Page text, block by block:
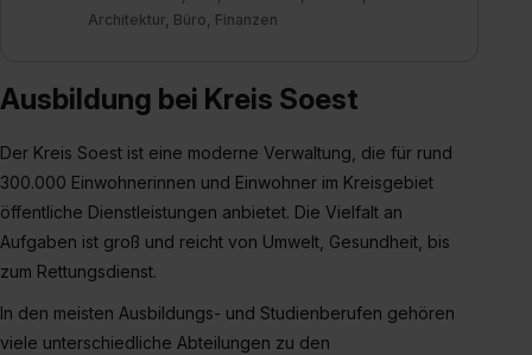
Architektur, Büro, Finanzen
Ausbildung bei Kreis Soest
Der Kreis Soest ist eine moderne Verwaltung, die für rund
300.000 Einwohnerinnen und Einwohner im Kreisgebiet
öffentliche Dienstleistungen anbietet. Die Vielfalt an
Aufgaben ist groß und reicht von Umwelt, Gesundheit, bis
zum Rettungsdienst.
In den meisten Ausbildungs- und Studienberufen gehören
viele unterschiedliche Abteilungen zu den